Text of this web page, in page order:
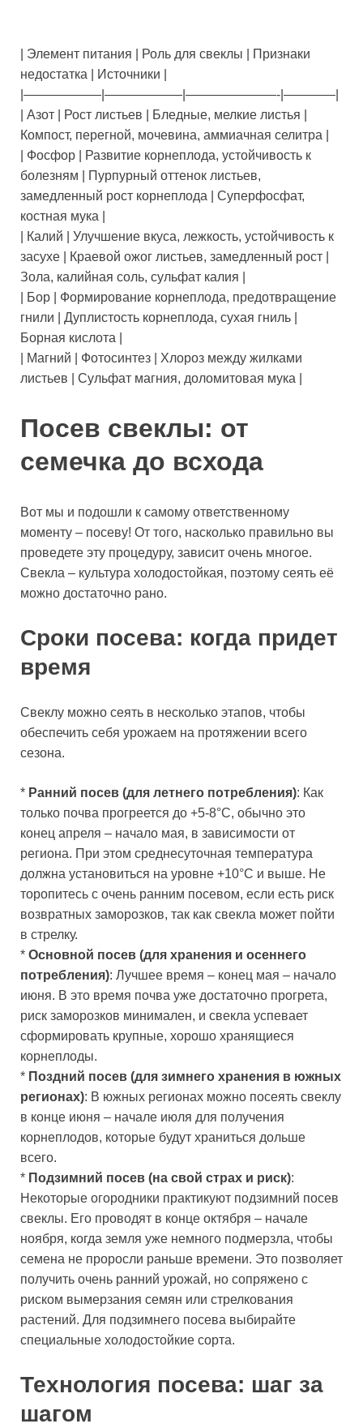
| Элемент питания | Роль для свеклы | Признаки
недостатка | Источники |
|——————|——————|———————-|————|
| Азот | Рост листьев | Бледные, мелкие листья |
Компост, перегной, мочевина, аммиачная селитра |
| Фосфор | Развитие корнеплода, устойчивость к
болезням | Пурпурный оттенок листьев,
замедленный рост корнеплода | Суперфосфат,
костная мука |
| Калий | Улучшение вкуса, лежкость, устойчивость к
засухе | Краевой ожог листьев, замедленный рост |
Зола, калийная соль, сульфат калия |
| Бор | Формирование корнеплода, предотвращение
гнили | Дуплистость корнеплода, сухая гниль |
Борная кислота |
| Магний | Фотосинтез | Хлороз между жилками
листьев | Сульфат магния, доломитовая мука |
Посев свеклы: от
семечка до всхода
Вот мы и подошли к самому ответственному
моменту – посеву! От того, насколько правильно вы
проведете эту процедуру, зависит очень многое.
Свекла – культура холодостойкая, поэтому сеять её
можно достаточно рано.
Сроки посева: когда придет
время
Свеклу можно сеять в несколько этапов, чтобы
обеспечить себя урожаем на протяжении всего
сезона.
* Ранний посев (для летнего потребления): Как
только почва прогреется до +5-8°C, обычно это
конец апреля – начало мая, в зависимости от
региона. При этом среднесуточная температура
должна установиться на уровне +10°C и выше. Не
торопитесь с очень ранним посевом, если есть риск
возвратных заморозков, так как свекла может пойти
в стрелку.
* Основной посев (для хранения и осеннего
потребления): Лучшее время – конец мая – начало
июня. В это время почва уже достаточно прогрета,
риск заморозков минимален, и свекла успевает
сформировать крупные, хорошо хранящиеся
корнеплоды.
* Поздний посев (для зимнего хранения в южных
регионах): В южных регионах можно посеять свеклу
в конце июня – начале июля для получения
корнеплодов, которые будут храниться дольше
всего.
* Подзимний посев (на свой страх и риск):
Некоторые огородники практикуют подзимний посев
свеклы. Его проводят в конце октября – начале
ноября, когда земля уже немного подмерзла, чтобы
семена не проросли раньше времени. Это позволяет
получить очень ранний урожай, но сопряжено с
риском вымерзания семян или стрелкования
растений. Для подзимнего посева выбирайте
специальные холодостойкие сорта.
Технология посева: шаг за
шагом